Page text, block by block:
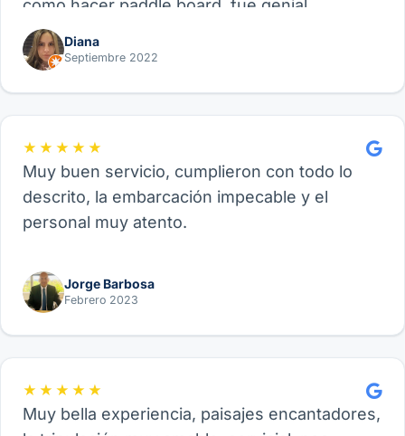
como hacer paddle board, fue genial.
Recomiendo este proveedor y su experiencia
de Velero, funcional para amigos, parejas o
Diana
Septiembre 2022
★★★★★
Muy buen servicio, cumplieron con todo lo
descrito, la embarcación impecable y el
personal muy atento.
Jorge Barbosa
Febrero 2023
★★★★★
Muy bella experiencia, paisajes encantadores,